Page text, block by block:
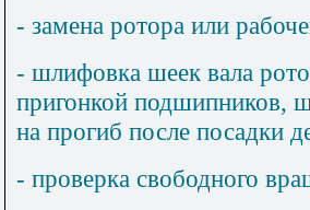
- замена ротора или
- шлифовка шеек вала
пригонкой подшипников,
на прогиб после посадки
- проверка свободного